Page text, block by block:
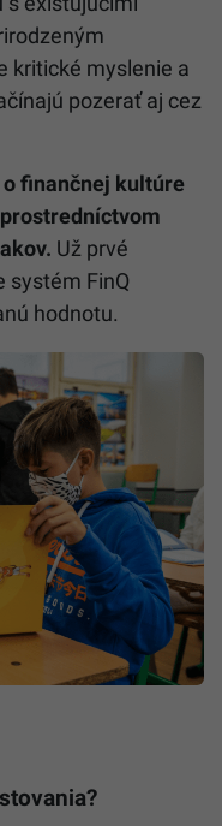
kritické myslenie a
pozerať aj cez
finančnej kultúre
Už prvé
systém FinQ
hodnotu.